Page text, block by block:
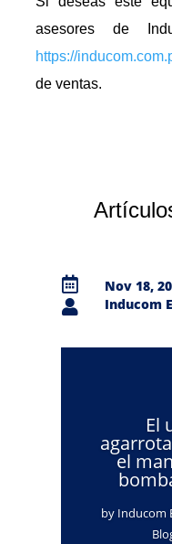
asesores de
https://
de ventas.
 Nov 18,
 Inducom
El
el
by Inducom